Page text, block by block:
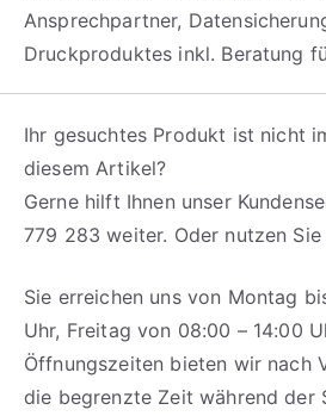
Ansprechpartner,
Druckproduktes inkl. Beratung
Ihr gesuchtes Produkt ist nicht
diesem Artikel?
Gerne hilft Ihnen unser
779 283 weiter. Oder nutzen Sie
Sie erreichen uns von Montag
Uhr, Freitag von 08:00 – 14:00
Öffnungszeiten bieten wir nach
die begrenzte Zeit während der